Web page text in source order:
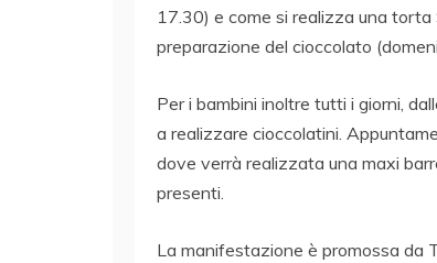
17.30) e come si realizza una torta
preparazione del cioccolato
Per i bambini inoltre tutti i giorni,
a realizzare cioccolatini.
dove verrà realizzata una maxi
presenti.
La manifestazione è promossa da